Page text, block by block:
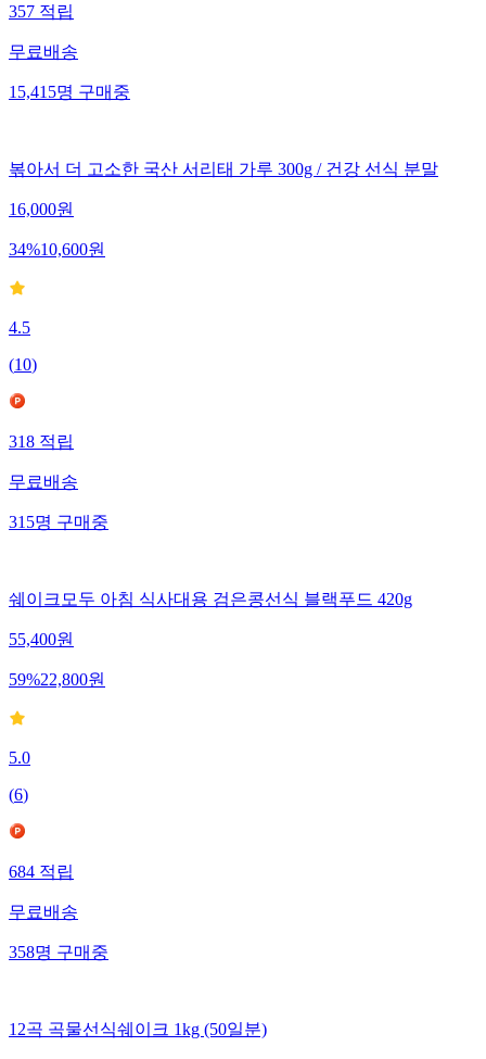
357 적립
무료배송
15,415명 구매중
볶아서 더 고소한 국산 서리태 가루 300g / 건강 선식 분말
16,000원
34%10,600원
4.5
(10)
318 적립
무료배송
315명 구매중
쉐이크모두 아침 식사대용 검은콩선식 블랙푸드 420g
55,400원
59%22,800원
5.0
(6)
684 적립
무료배송
358명 구매중
12곡 곡물선식쉐이크 1kg (50일분)